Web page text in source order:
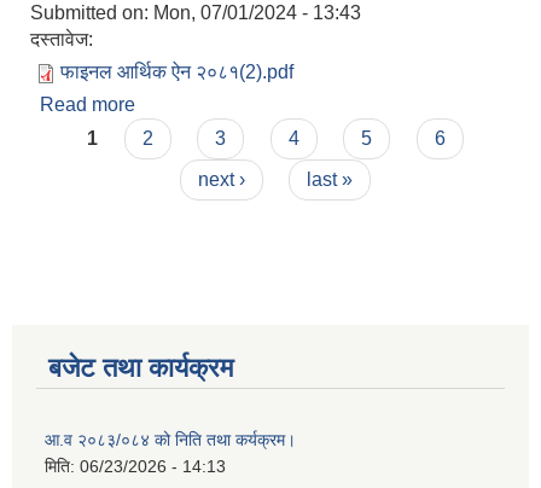
Submitted on: Mon, 07/01/2024 - 13:43
दस्तावेज:
फाइनल आर्थिक ऐन २०८१(2).pdf
Read more
Pages
1 2 3 4 5
6
next ›
last »
बजेट तथा कार्यक्रम
आ.व २०८३/०८४ को निति तथा कर्यक्रम।
मिति: 06/23/2026 - 14:13